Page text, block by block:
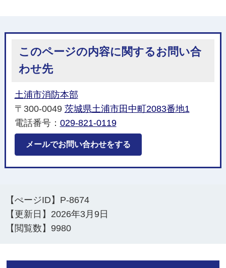
このページの内容に関するお問い合
わせ先
土浦市消防本部
〒300-0049 茨城県土浦市田中町2083番地1
電話番号： 029-821-0119
メールでお問い合わせをする
【ぺージID】 P-8674
【更新日】 2026年3月9日
【閲覧数】 9980